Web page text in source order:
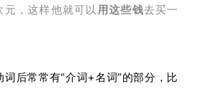
，这样他就可以 用这些钱去买一
词后常常有“介词+名词”的部分，比